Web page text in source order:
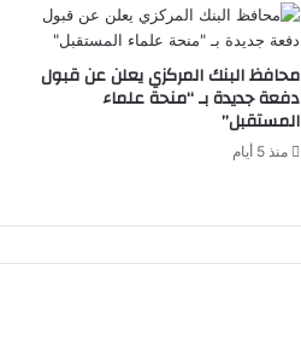
محافظ البنك المركزي يعلن عن قبول
دفعة جديدة بـ “منحة علماء
المستقبل”
منذ 5 أيام